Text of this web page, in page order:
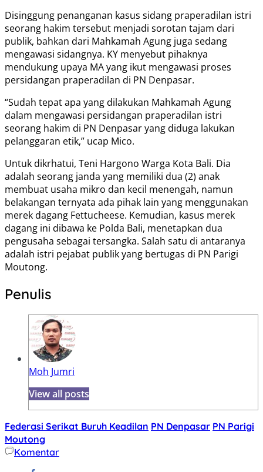
Disinggung penanganan kasus sidang praperadilan istri
seorang hakim tersebut menjadi sorotan tajam dari
publik, bahkan dari Mahkamah Agung juga sedang
mengawasi sidangnya. KY menyebut pihaknya
mendukung upaya MA yang ikut mengawasi proses
persidangan praperadilan di PN Denpasar.
“Sudah tepat apa yang dilakukan Mahkamah Agung
dalam mengawasi persidangan praperadilan istri
seorang hakim di PN Denpasar yang diduga lakukan
pelanggaran etik,” ucap Mico.
Untuk dikrhatui, Teni Hargono Warga Kota Bali. Dia
adalah seorang janda yang memiliki dua (2) anak
membuat usaha mikro dan kecil menengah, namun
belakangan ternyata ada pihak lain yang menggunakan
merek dagang Fettucheese. Kemudian, kasus merek
dagang ini dibawa ke Polda Bali, menetapkan dua
pengusaha sebagai tersangka. Salah satu di antaranya
adalah istri pejabat publik yang bertugas di PN Parigi
Moutong.
Penulis
Moh Jumri
View all posts
Federasi Serikat Buruh Keadilan PN Denpasar PN Parigi
Moutong
Komentar